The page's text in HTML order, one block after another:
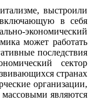
выстроили
в себя
экономический
может работать
последствия
сектор
странах
организации,
являются